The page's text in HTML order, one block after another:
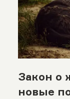
Закон о
новые